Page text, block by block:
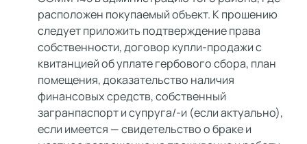
расположен покупаемый объект. К прошению
следует приложить подтверждение права
собственности, договор купли-продажи с
квитанцией об уплате гербового сбора, план
помещения, доказательство наличия
финансовых средств, собственный
загранпаспорт и супруга/-и (если актуально),
если имеется — свидетельство о браке и